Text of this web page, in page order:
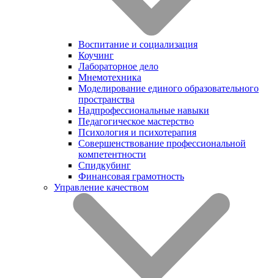
Воспитание и социализация
Коучинг
Лабораторное дело
Мнемотехника
Моделирование единого образовательного
пространства
Надпрофессиональные навыки
Педагогическое мастерство
Психология и психотерапия
Совершенствование профессиональной
компетентности
Спидкубинг
Финансовая грамотность
Управление качеством